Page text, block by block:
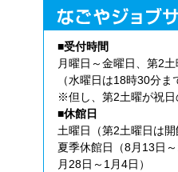
■受付時間
月曜日～金曜日、第2
（水曜日は18時30分ま
※但し、第2土曜が祝
■休館日
土曜日（第2土曜日は開
夏季休館日（8月13日
月28日～1月4日）